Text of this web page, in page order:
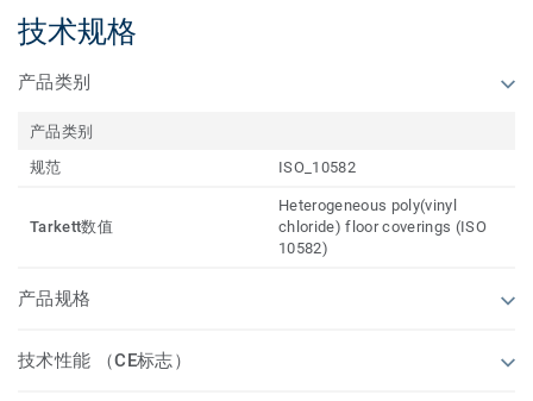
技术规格
产品类别
产品类别
规范
ISO_10582
Tarkett数值
Heterogeneous poly(vinyl
chloride) floor coverings (ISO
10582)
产品规格
技术性能 （CE标志）